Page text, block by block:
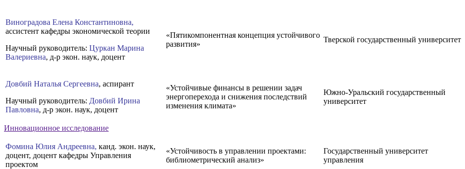
Виноградова Елена Константиновна,
ассистент кафедры экономической теории
Научный руководитель: Цуркан Марина
Валериевна, д-р экон. наук, доцент
«Пятикомпонентная концепция устойчивого
развития»
Тверской государственный университет
Довбий Наталья Сергеевна, аспирант
Научный руководитель: Довбий Ирина
Павловна, д-р экон. наук, доцент
«Устойчивые финансы в решении задач
энергоперехода и снижения последствий
изменения климата»
Южно-Уральский государственный
университет
Инновационное исследование
Фомина Юлия Андреевна, канд. экон. наук,
доцент, доцент кафедры Управления
проектом
«Устойчивость в управлении проектами:
библиометрический анализ»
Государственный университет
управления